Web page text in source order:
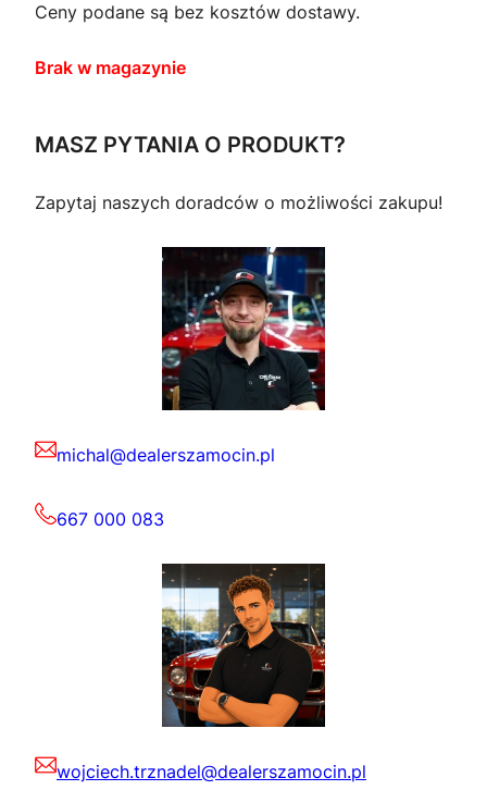
Ceny podane są bez kosztów dostawy.
Brak w magazynie
MASZ PYTANIA O PRODUKT?
Zapytaj naszych doradców o możliwości zakupu!
michal@dealerszamocin.pl
667 000 083
wojciech.trznadel@dealerszamocin.pl